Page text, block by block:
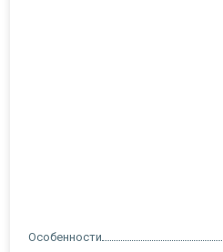
Особенности